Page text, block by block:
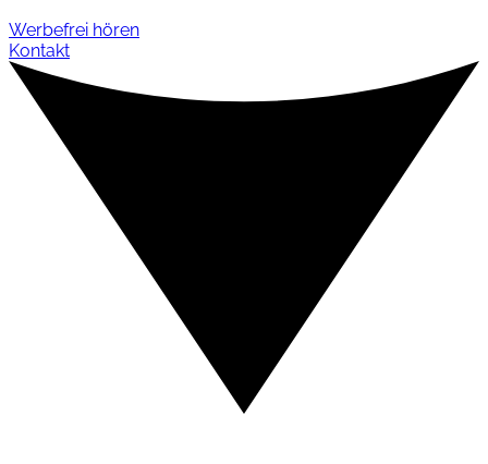
Werbefrei hören
Kontakt